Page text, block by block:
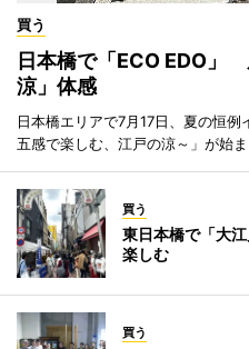
買う
日本橋で「ECO EDO」
涼」体感
日本橋エリアで7月17日、夏の恒
五感で楽しむ、江戸の涼～」が始ま
買う
東日本橋で「大
楽しむ
買う